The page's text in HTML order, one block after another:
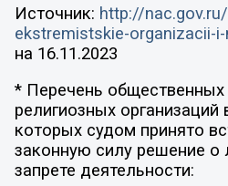
Источник: http://
ekstremistskie-organizacii-i-
на 16.11.2023
* Перечень
религиозных
которых судом принято
законную силу решение о
запрете деятельности: